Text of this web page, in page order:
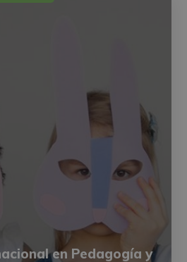
en Pedagogía y